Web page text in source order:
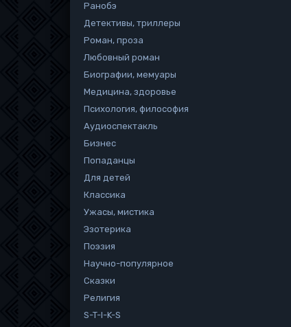
Ранобэ
Детективы, триллеры
Роман, проза
Любовный роман
Биографии, мемуары
Медицина, здоровье
Психология, философия
Аудиоспектакль
Бизнес
Попаданцы
Для детей
Классика
Ужасы, мистика
Эзотерика
Поэзия
Научно-популярное
Сказки
Религия
S-T-I-K-S